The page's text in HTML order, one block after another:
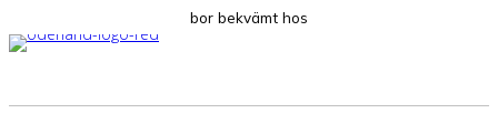
bor bekvämt hos